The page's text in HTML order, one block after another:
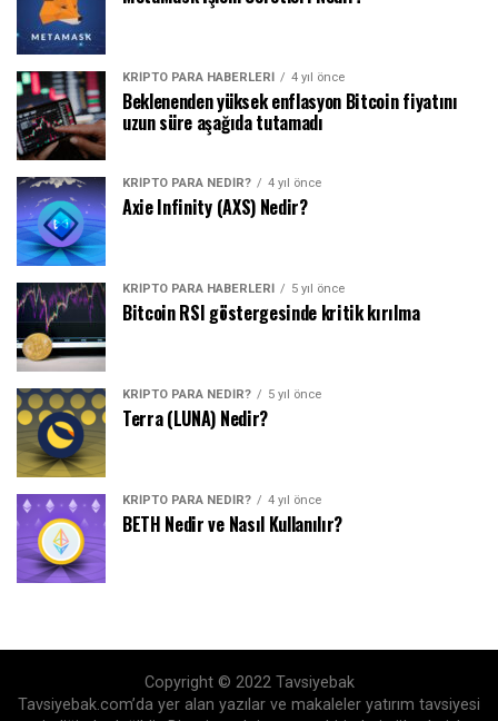
KRIPTO PARA HABERLERI 4 yıl önce
Beklenenden yüksek enflasyon Bitcoin fiyatını
uzun süre aşağıda tutamadı
KRIPTO PARA NEDIR? 4 yıl önce
Axie Infinity (AXS) Nedir?
KRIPTO PARA HABERLERI 5 yıl önce
Bitcoin RSI göstergesinde kritik kırılma
KRIPTO PARA NEDIR? 5 yıl önce
Terra (LUNA) Nedir?
KRIPTO PARA NEDIR? 4 yıl önce
BETH Nedir ve Nasıl Kullanılır?
Copyright © 2022 Tavsiyebak
Tavsiyebak.com’da yer alan yazılar ve makaleler yatırım tavsiyesi